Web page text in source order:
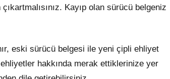
Kayıp olan sürücü belgeniz
eski sürücü belgesi ile yeni çipli ehliyet
hakkında merak ettiklerinize yer